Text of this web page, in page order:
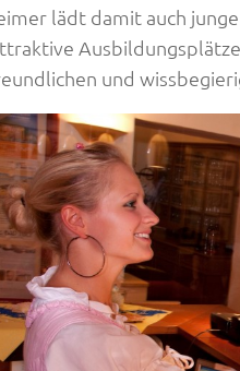
lädt damit auch
und